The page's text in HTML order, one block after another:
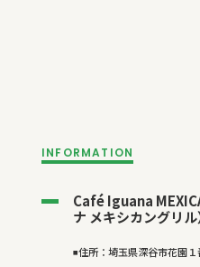
INFORMATION
Café Iguana
ナ メキシカングリル
◾️住所：埼玉県深谷市花園